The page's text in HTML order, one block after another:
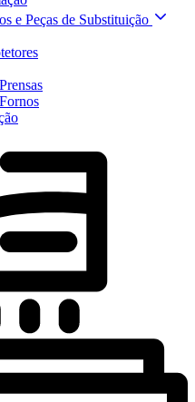
e Peças de Substituição